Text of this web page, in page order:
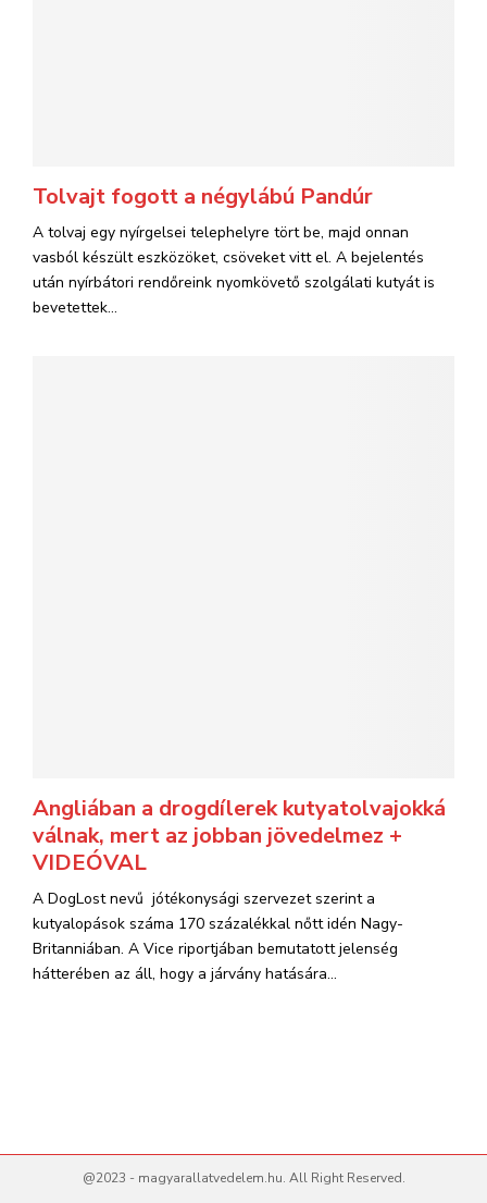
Tolvajt fogott a négylábú Pandúr
A tolvaj egy nyírgelsei telephelyre tört be, majd onnan
vasból készült eszközöket, csöveket vitt el. A bejelentés
után nyírbátori rendőreink nyomkövető szolgálati kutyát is
bevetettek...
Angliában a drogdílerek kutyatolvajokká
válnak, mert az jobban jövedelmez +
VIDEÓVAL
A DogLost nevű jótékonysági szervezet szerint a
kutyalopások száma 170 százalékkal nőtt idén Nagy-
Britanniában. A Vice riportjában bemutatott jelenség
hátterében az áll, hogy a járvány hatására...
@2023 - magyarallatvedelem.hu. All Right Reserved.